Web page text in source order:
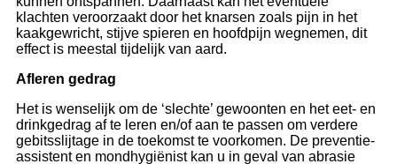
klachten veroorzaakt door het knarsen zoals pijn in het
kaakgewricht, stijve spieren en hoofdpijn wegnemen, dit
effect is meestal tijdelijk van aard.
Afleren gedrag
Het is wenselijk om de ‘slechte’ gewoonten en het eet- en
drinkgedrag af te leren en/of aan te passen om verdere
gebitsslijtage in de toekomst te voorkomen. De preventie-
assistent en mondhygiënist kan u in geval van abrasie